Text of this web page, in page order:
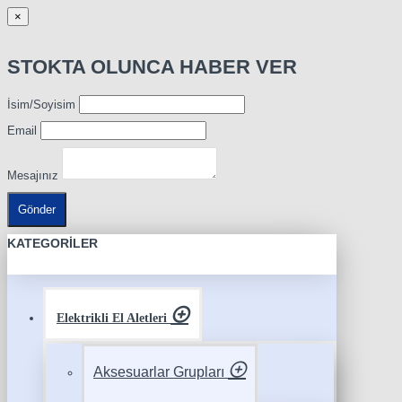
×
STOKTA OLUNCA HABER VER
İsim/Soyisim
Email
Mesajınız
Gönder
KATEGORILER
Elektrikli El Aletleri
Aksesuarlar Grupları